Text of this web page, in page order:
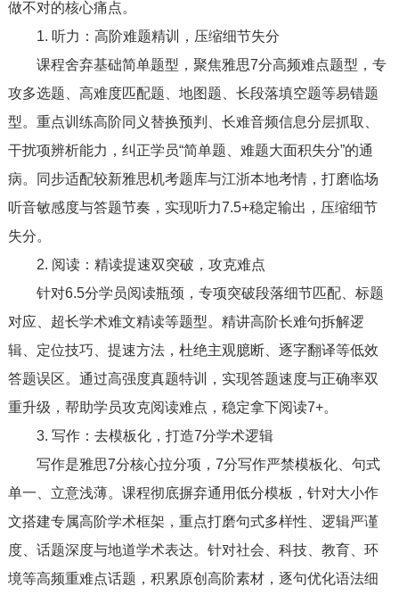
做不对的核心痛点。
1. 听力：高阶难题精训，压缩细节失分
课程舍弃基础简单题型，聚焦雅思7分高频难点题型，专
攻多选题、高难度匹配题、地图题、长段落填空题等易错题
型。重点训练高阶同义替换预判、长难音频信息分层抓取、
干扰项辨析能力，纠正学员“简单题、难题大面积失分”的通
病。同步适配较新雅思机考题库与江浙本地考情，打磨临场
听音敏感度与答题节奏，实现听力7.5+稳定输出，压缩细节
失分。
2. 阅读：精读提速双突破，攻克难点
针对6.5分学员阅读瓶颈，专项突破段落细节匹配、标题
对应、超长学术难文精读等题型。精讲高阶长难句拆解逻
辑、定位技巧、提速方法，杜绝主观臆断、逐字翻译等低效
答题误区。通过高强度真题特训，实现答题速度与正确率双
重升级，帮助学员攻克阅读难点，稳定拿下阅读7+。
3. 写作：去模板化，打造7分学术逻辑
写作是雅思7分核心拉分项，7分写作严禁模板化、句式
单一、立意浅薄。课程彻底摒弃通用低分模板，针对大小作
文搭建专属高阶学术框架，重点打磨句式多样性、逻辑严谨
度、话题深度与地道学术表达。针对社会、科技、教育、环
境等高频重难点话题，积累原创高阶素材，逐句优化语法细